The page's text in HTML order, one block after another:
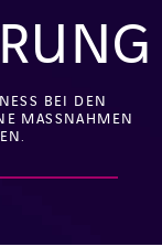
BEI DEN
MASSNAHMEN K